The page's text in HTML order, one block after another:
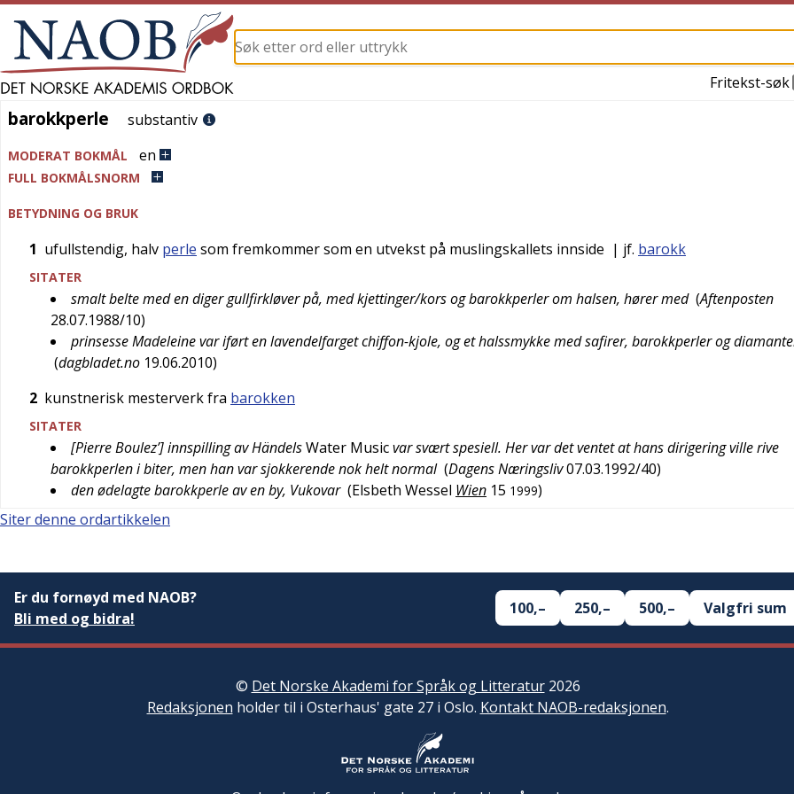
Fritekst-søk
barokkperle
barokkperle substantiv
MODERAT BOKMÅL en
FULL BOKMÅLSNORM
BETYDNING OG BRUK
1 ufullstendig, halv perle som fremkommer som en utvekst på muslingskallets innside | jf. barokk
SITATER
smalt belte med en diger gullfirkløver på, med kjettinger/kors og barokkperler om halsen, hører med (Aftenposten
28.07.1988/10)
prinsesse Madeleine var iført en lavendelfarget chiffon-kjole, og et halssmykke med safirer, barokkperler og
(dagbladet.no 19.06.2010)
2 kunstnerisk mesterverk fra barokken
SITATER
[Pierre Boulez’] innspilling av HändelsWater Musicvar svært spesiell. Her var det ventet at hans dirigering ville rive
barokkperlen i biter, men han var sjokkerende nok helt normal (Dagens Næringsliv07.03.1992/40)
den ødelagte barokkperle av en by, Vukovar (Elsbeth Wessel Wien 15 1999)
Siter denne ordartikkelen
Er du fornøyd med NAOB?
Bli med og bidra!
100,– 250,– 500,– Valgfri sum
© Det Norske Akademi for Språk og Litteratur2026
Redaksjonen holder til i Osterhaus' gate 27 i Oslo. Kontakt NAOB-redaksjonen.